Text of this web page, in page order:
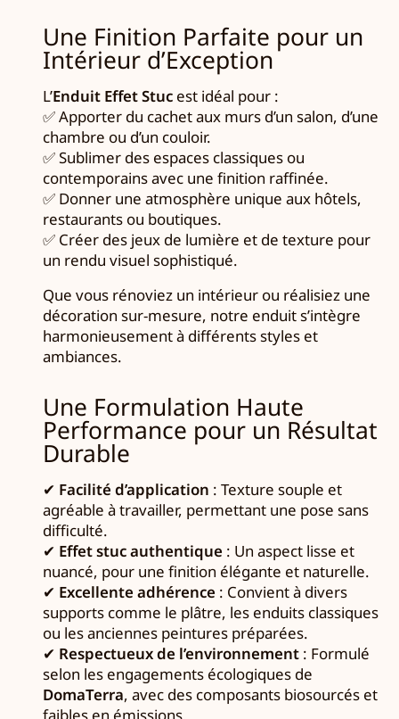
Une Finition Parfaite pour un
Intérieur d’Exception
L’Enduit Effet Stuc est idéal pour :
✅ Apporter du cachet aux murs d’un salon, d’une
chambre ou d’un couloir.
✅ Sublimer des espaces classiques ou
contemporains avec une finition raffinée.
✅ Donner une atmosphère unique aux hôtels,
restaurants ou boutiques.
✅ Créer des jeux de lumière et de texture pour
un rendu visuel sophistiqué.
Que vous rénoviez un intérieur ou réalisiez une
décoration sur-mesure, notre enduit s’intègre
harmonieusement à différents styles et
ambiances.
Une Formulation Haute
Performance pour un Résultat
Durable
✔ Facilité d’application : Texture souple et
agréable à travailler, permettant une pose sans
difficulté.
✔ Effet stuc authentique : Un aspect lisse et
nuancé, pour une finition élégante et naturelle.
✔ Excellente adhérence : Convient à divers
supports comme le plâtre, les enduits classiques
ou les anciennes peintures préparées.
✔ Respectueux de l’environnement : Formulé
selon les engagements écologiques de
DomaTerra, avec des composants biosourcés et